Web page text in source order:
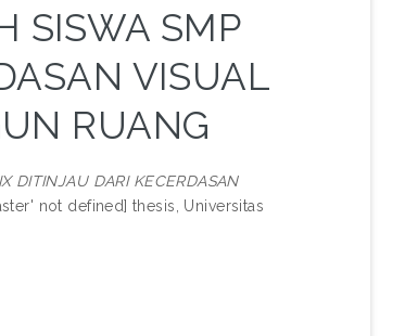
SISWA SMP
VISUAL
RUANG
DITINJAU DARI KECERDASAN
not defined] thesis, Universitas